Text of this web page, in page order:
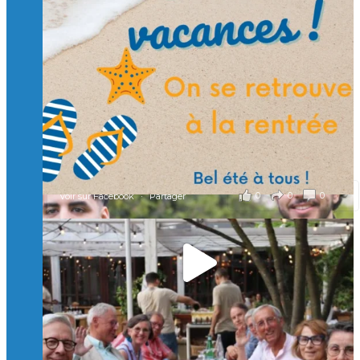
et contribuons ensemble à former les générations
d’ingénieurs de demain. 🙏
Merci à tous !
🎯 Taxe d’apprentissage 2026 : avec l'Isep, investissez pour
un numérique au service de l'humain !
À l’Isep, nous formons des ingénieurs, des bachelors, des
Mastères Spécialisés, qui allient excellence technologique et
valeurs humaines, au cœur de notre pro
...Voir plus
il y a 2 mois
0 0 0
Voir sur Facebook · Partager
🚀Afterwork à Genève 🚀
🥳 Le 22 avril dernier, 14 Alumni vivant / travaillant
en Suisse ont partagé un moment convivial de
retrouvailles et d'échanges !
Merci à tous pour votre présence et à Alexandre